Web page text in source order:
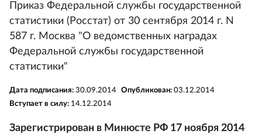
Приказ Федеральной службы государственной
статистики (Росстат) от 30 сентября 2014 г. N
587 г. Москва "О ведомственных наградах
Федеральной службы государственной
статистики"
Дата подписания: 30.09.2014 Опубликован: 03.12.2014
Вступает в силу: 14.12.2014
Зарегистрирован в Минюсте РФ 17 ноября 2014